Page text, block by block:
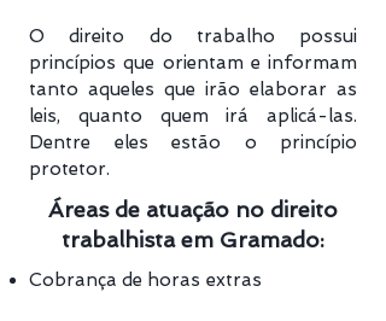
O direito do trabalho possui
princípios que orientam e informam
tanto aqueles que irão elaborar as
leis, quanto quem irá aplicá-las.
Dentre eles estão o princípio
protetor.
Áreas de atuação no direito
trabalhista em Gramado:
Cobrança de horas extras